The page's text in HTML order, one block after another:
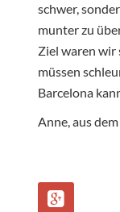
schwer,
munter zu
Ziel waren wir
müssen
Barcelona
Anne, aus